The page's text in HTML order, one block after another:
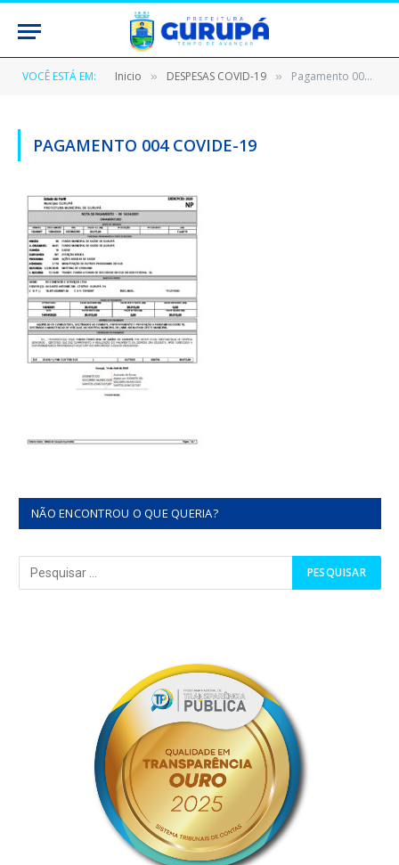
VOCÊ ESTÁ EM: Inicio » DESPESAS COVID-19 » Pagamento 004 Covide-19
PAGAMENTO 004 COVIDE-19
NÃO ENCONTROU O QUE QUERIA?